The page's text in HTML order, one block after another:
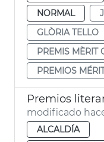
NORMAL
GLÒRIA TELLO
PREMIS MÈRIT
PREMIOS
Premios
modificado
ALCALDÍA